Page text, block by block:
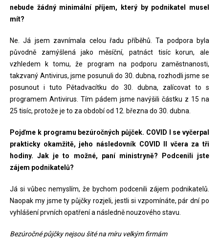
nebude žádný minimální příjem, který by podnikatel musel
mít?
Ne. Já jsem zavnímala celou řadu příběhů. Ta podpora byla
původně zamýšlená jako měsíční, patnáct tisíc korun, ale
vzhledem k tomu, že program na podporu zaměstnanosti,
takzvaný Antivirus, jsme posunuli do 30. dubna, rozhodli jsme se
posunout i tuto Pětadvacítku do 30. dubna, zalícovat to s
programem Antivirus. Tím pádem jsme navýšili částku z 15 na
25 tisíc, protože je to za období od 12. března do 30. dubna.
Pojďme k programu bezúročných půjček. COVID I se vyčerpal
prakticky okamžitě, jeho následovník COVID II včera za tři
hodiny. Jak je to možné, paní ministryně? Podcenili jste
zájem podnikatelů?
Já si vůbec nemyslím, že bychom podcenili zájem podnikatelů.
Naopak my jsme ty půjčky rozjeli, jestli si vzpomínáte, pár dní po
vyhlášení prvních opatření a následně nouzového stavu.
Bezúročné půjčky nejsou šité na míru velkým firmám